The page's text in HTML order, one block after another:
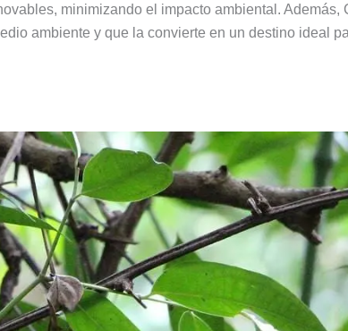
minimizando el impacto ambiental.
ambiente y que la convierte en un destino ideal